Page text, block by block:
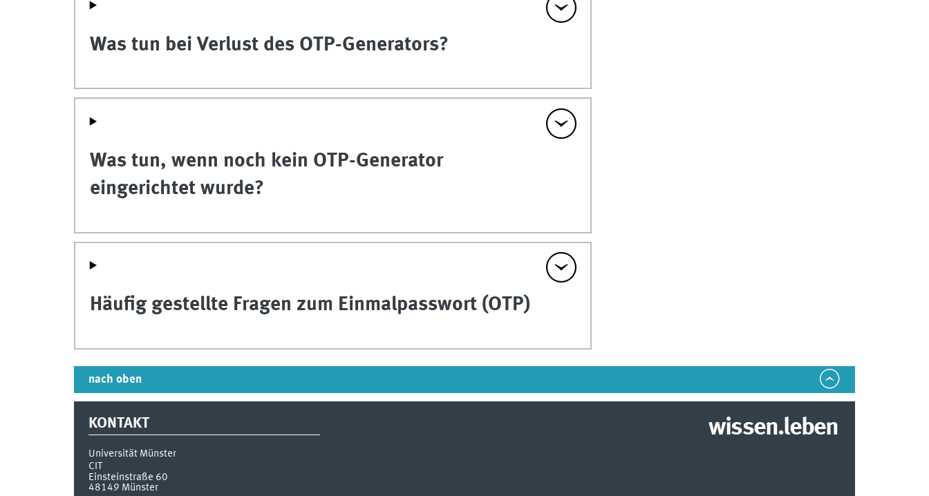
Was tun bei Verlust des OTP-Generators?
Was tun, wenn noch kein OTP-Generator
eingerichtet wurde?
Häufig gestellte Fragen zum Einmalpasswort (OTP)
nach oben
KONTAKT
Universität Münster
CIT
Einsteinstraße 60
48149 Münster
wissen.leben